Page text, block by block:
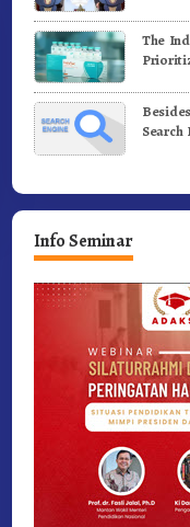
The
Search
Info Seminar